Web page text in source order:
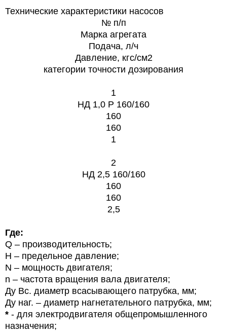
Технические характеристики насосов
№ п/п
Марка агрегата
Подача, л/ч
Давление, кгс/см2
категории точности дозирования
1
НД 1,0 Р 160/160
160
160
1
2
НД 2,5 160/160
160
160
2,5
Где:
Q – производительность;
Н – предельное давление;
N – мощность двигателя;
n – частота вращения вала двигателя;
Ду Вс. диаметр всасывающего патрубка, мм;
Ду наг. – диаметр нагнетательного патрубка, мм;
* - для электродвигателя общепромышленного
назначения;